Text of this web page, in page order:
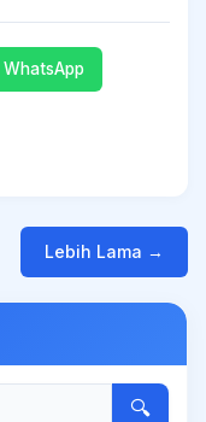
WhatsApp
Lebih Lama →
🔍